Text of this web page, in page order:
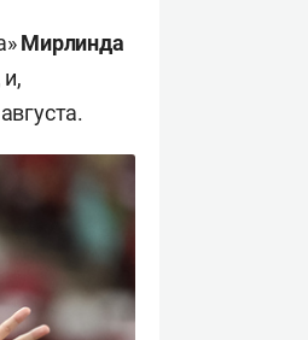
Мирлинда